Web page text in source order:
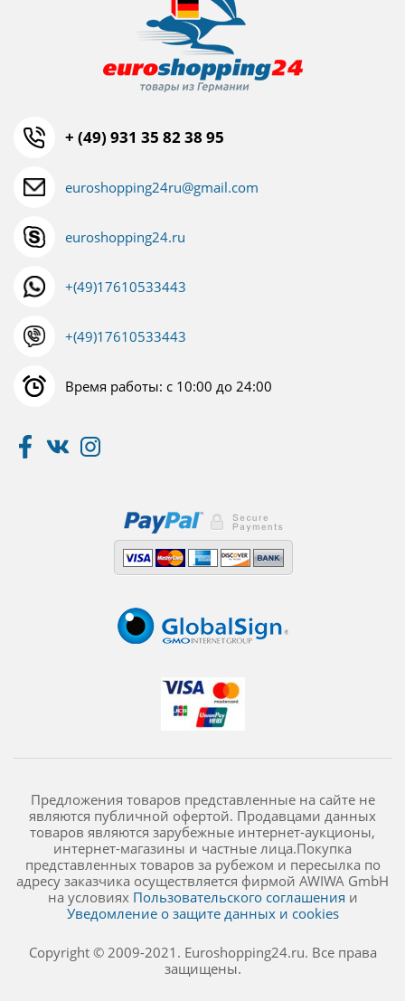
+ (49) 931 35 82 38 95
euroshopping24ru@gmail.com
euroshopping24.ru
+(49)17610533443
+(49)17610533443
Время работы: с 10:00 до 24:00
Предложения товаров представленные на сайте не
являются публичной офертой. Продавцами данных
товаров являются зарубежные интернет-аукционы,
интернет-магазины и частные лица.Покупка
представленных товаров за рубежом и пересылка по
адресу заказчика осуществляется фирмой AWIWA GmbH
на условиях Пользовательского соглашения и
Уведомление о защите данных и cookies
Copyright © 2009-2021. Euroshopping24.ru. Все права
защищены.